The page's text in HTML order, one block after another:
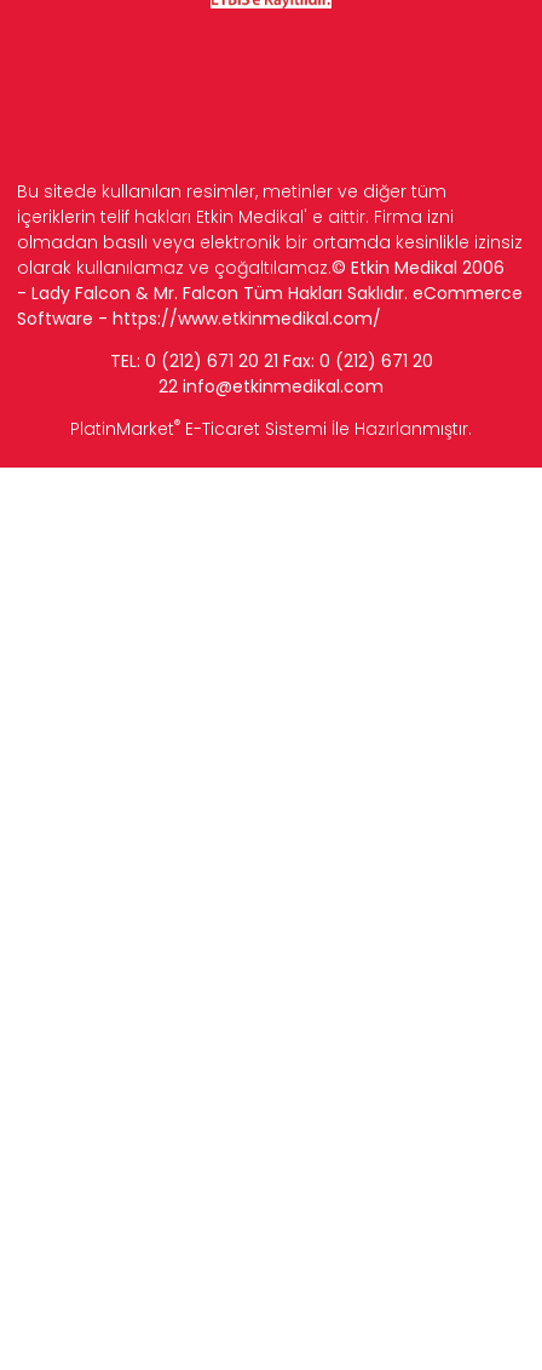
Bu sitede kullanılan resimler, metinler ve diğer tüm
içeriklerin telif hakları Etkin Medikal' e aittir. Firma izni
olmadan basılı veya elektronik bir ortamda kesinlikle izinsiz
olarak kullanılamaz ve çoğaltılamaz.© Etkin Medikal 2006
- Lady Falcon & Mr. Falcon Tüm Hakları Saklıdır. eCommerce
Software - https://www.etkinmedikal.com/
TEL: 0 (212) 671 20 21 Fax: 0 (212) 671 20
22 info@etkinmedikal.com
PlatinMarket® E-Ticaret Sistemi İle Hazırlanmıştır.